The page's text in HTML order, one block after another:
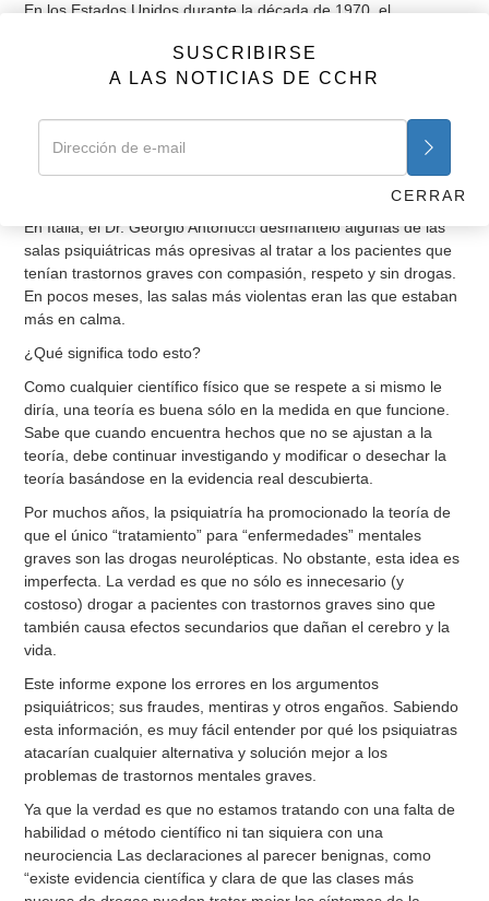
En los Estados Unidos durante la década de 1970, el
Casa Soteria se basó en la idea de que la “esquizofrenia” se
puede superar sin drogas. De hecho, les fue mejor a los
comparación con pacientes hospitalizados y tratados con
drogas. Investigadores suizos, suecos y finlandeses han
repetido y validado el experimento y hoy en día aún siguen
En Italia, el Dr. Georgio Antonucci desmanteló algunas de las
salas psiquiátricas más opresivas al tratar a los pacientes que
tenían trastornos graves con compasión, respeto y sin drogas.
En pocos meses, las salas más violentas eran las que estaban
más en calma.
¿Qué significa todo esto?
Como cualquier científico físico que se respete a si mismo le
diría, una teoría es buena sólo en la medida en que funcione.
Sabe que cuando encuentra hechos que no se ajustan a la
teoría, debe continuar investigando y modificar o desechar la
teoría basándose en la evidencia real descubierta.
Por muchos años, la psiquiatría ha promocionado la teoría de
que el único “tratamiento” para “enfermedades” mentales
graves son las drogas neurolépticas. No obstante, esta idea es
imperfecta. La verdad es que no sólo es innecesario (y
costoso) drogar a pacientes con trastornos graves sino que
también causa efectos secundarios que dañan el cerebro y la
vida.
Este informe expone los errores en los argumentos
psiquiátricos; sus fraudes, mentiras y otros engaños. Sabiendo
esta información, es muy fácil entender por qué los psiquiatras
atacarían cualquier alternativa y solución mejor a los
problemas de trastornos mentales graves.
Ya que la verdad es que no estamos tratando con una falta de
habilidad o método científico ni tan siquiera con una
neurociencia Las declaraciones al parecer benignas, como
“existe evidencia científica y clara de que las clases más
SUSCRIBIRSE
A LAS NOTICIAS DE CCHR
CERRAR